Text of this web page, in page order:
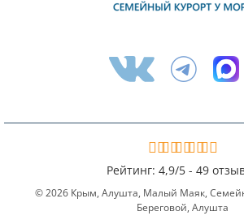
Рейтинг: 4,9/5 - 49
© 2026 Крым, Алушта, Малый Маяк,
Береговой, Алушта